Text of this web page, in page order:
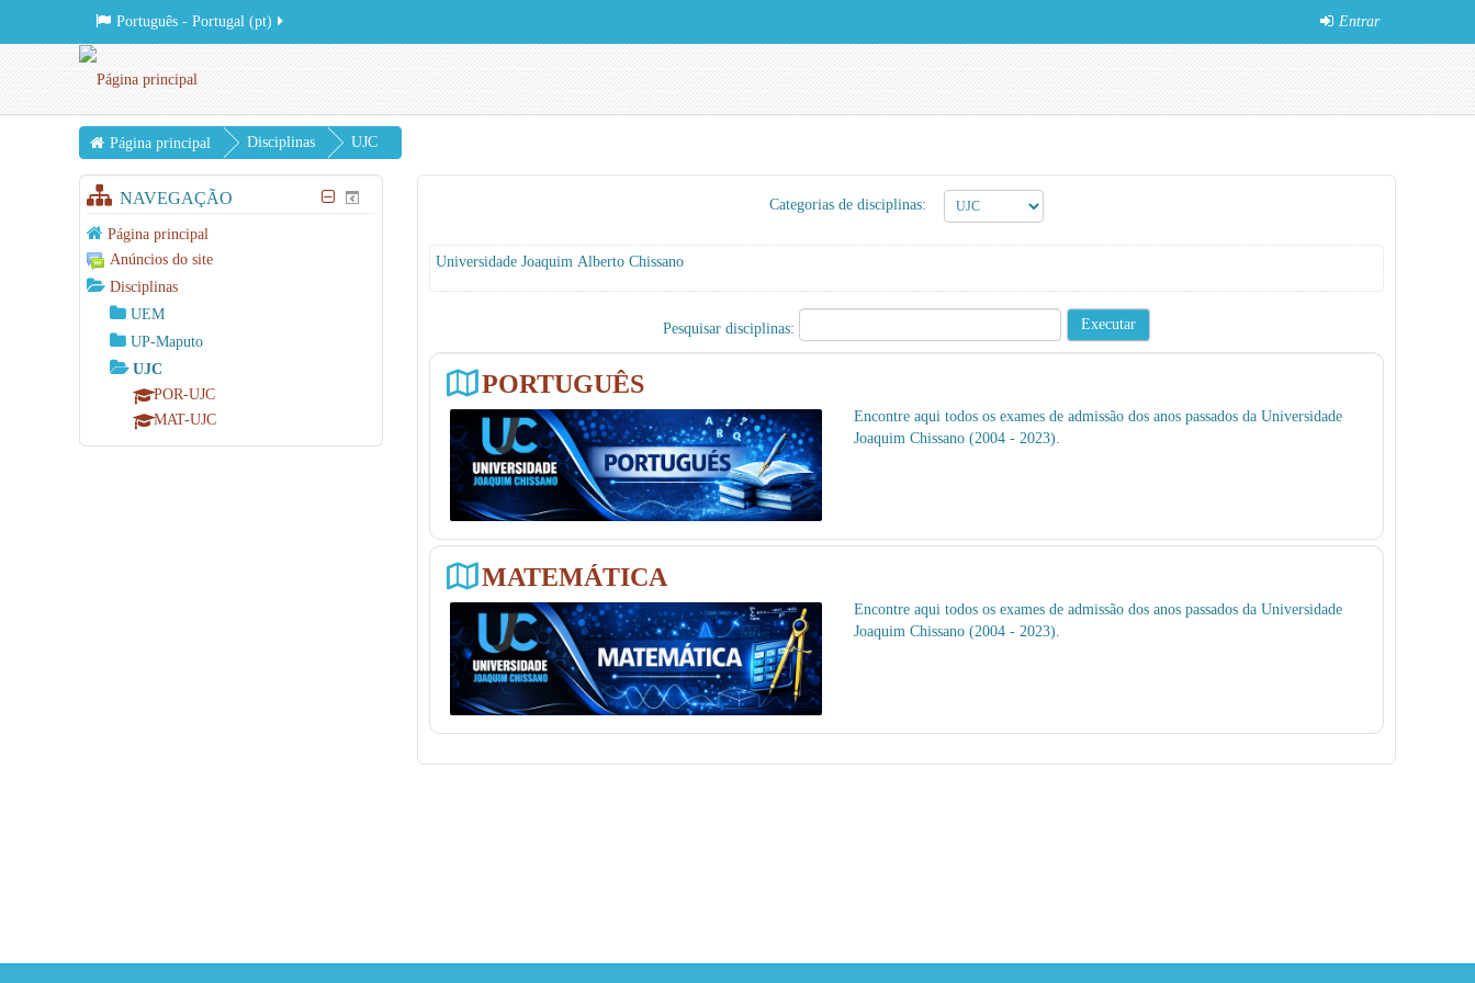
Entrar
Português - Portugal ‎(pt)‎
Página principal Disciplinas UJC
Categorias de disciplinas:
Universidade Joaquim Alberto Chissano
Pesquisar disciplinas:
PORTUGUÊS
Encontre aqui todos os exames de admissão dos anos passados da Universidade
Joaquim Chissano (2004 - 2023).
MATEMÁTICA
Encontre aqui todos os exames de admissão dos anos passados da Universidade
Joaquim Chissano (2004 - 2023).
NAVEGAÇÃO
Página principal
Anúncios do site
Disciplinas
UEM
UP-Maputo
UJC
POR-UJC
MAT-UJC